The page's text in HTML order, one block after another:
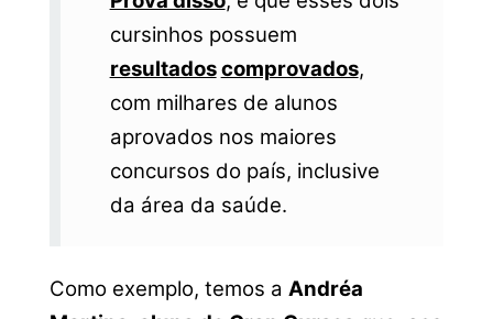
cursinhos possuem
resultadoscomprovados,
com milhares de alunos
aprovados nos maiores
concursos do país, inclusive
da área da saúde.
Como exemplo, temos a Andréa